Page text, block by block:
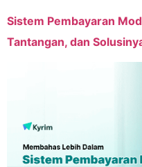
Sistem Pembayaran
Tantangan, dan